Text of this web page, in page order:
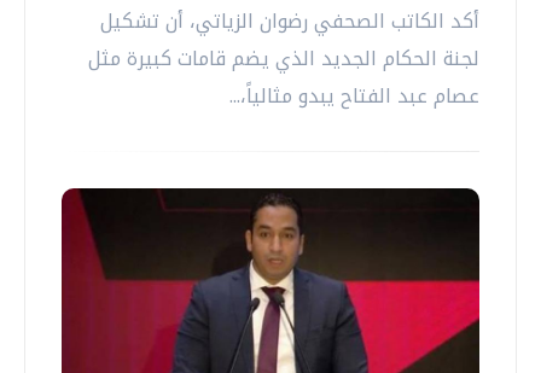
أكد الكاتب الصحفي رضوان الزياتي، أن تشكيل
لجنة الحكام الجديد الذي يضم قامات كبيرة مثل
عصام عبد الفتاح يبدو مثالياً،...